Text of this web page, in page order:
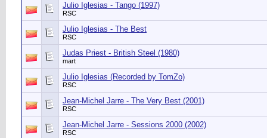
Julio Iglesias - Tango (1997)
RSC
Julio Iglesias - The Best
RSC
Judas Priest - British Steel (1980)
mart
Julio Iglesias (Recorded by TomZo)
RSC
Jean-Michel Jarre - The Very Best (2001)
RSC
Jean-Michel Jarre - Sessions 2000 (2002)
RSC